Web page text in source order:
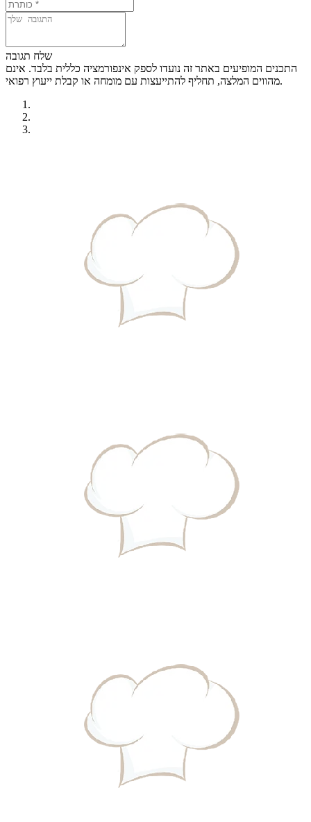
שלח תגובה
התכנים המופיעים באתר זה נועדו לספק אינפורמציה כללית בלבד. אינם
מהווים המלצה, תחליף להתייעצות עם מומחה או קבלת ייעוץ רפואי.